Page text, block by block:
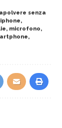
senza
iphone,
, microfono,
,